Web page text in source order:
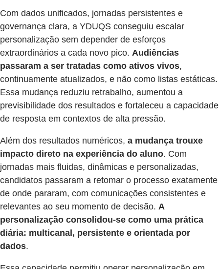
Com dados unificados, jornadas persistentes e
governança clara, a YDUQS conseguiu escalar
personalização sem depender de esforços
extraordinários a cada novo pico. Audiências
passaram a ser tratadas como ativos vivos,
continuamente atualizados, e não como listas estáticas.
Essa mudança reduziu retrabalho, aumentou a
previsibilidade dos resultados e fortaleceu a capacidade
de resposta em contextos de alta pressão.
Além dos resultados numéricos, a mudança trouxe
impacto direto na experiência do aluno. Com
jornadas mais fluidas, dinâmicas e personalizadas,
candidatos passaram a retomar o processo exatamente
de onde pararam, com comunicações consistentes e
relevantes ao seu momento de decisão. A
personalização consolidou-se como uma prática
diária: multicanal, persistente e orientada por
dados.